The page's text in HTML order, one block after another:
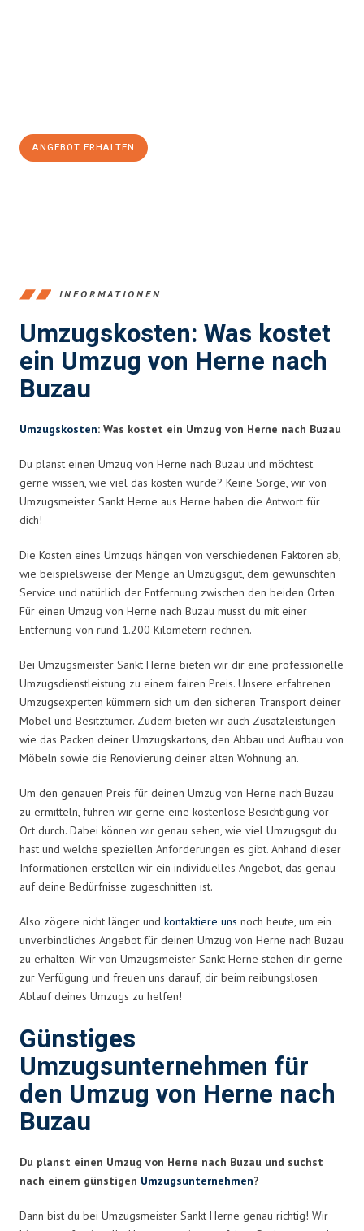
ANGEBOT ERHALTEN
INFORMATIONEN
Umzugskosten: Was kostet
ein Umzug von Herne nach
Buzau
Umzugskosten: Was kostet ein Umzug von Herne nach Buzau
Du planst einen Umzug von Herne nach Buzau und möchtest
gerne wissen, wie viel das kosten würde? Keine Sorge, wir von
Umzugsmeister Sankt Herne aus Herne haben die Antwort für
dich!
Die Kosten eines Umzugs hängen von verschiedenen Faktoren ab,
wie beispielsweise der Menge an Umzugsgut, dem gewünschten
Service und natürlich der Entfernung zwischen den beiden Orten.
Für einen Umzug von Herne nach Buzau musst du mit einer
Entfernung von rund 1.200 Kilometern rechnen.
Bei Umzugsmeister Sankt Herne bieten wir dir eine professionelle
Umzugsdienstleistung zu einem fairen Preis. Unsere erfahrenen
Umzugsexperten kümmern sich um den sicheren Transport deiner
Möbel und Besitztümer. Zudem bieten wir auch Zusatzleistungen
wie das Packen deiner Umzugskartons, den Abbau und Aufbau von
Möbeln sowie die Renovierung deiner alten Wohnung an.
Um den genauen Preis für deinen Umzug von Herne nach Buzau
zu ermitteln, führen wir gerne eine kostenlose Besichtigung vor
Ort durch. Dabei können wir genau sehen, wie viel Umzugsgut du
hast und welche speziellen Anforderungen es gibt. Anhand dieser
Informationen erstellen wir ein individuelles Angebot, das genau
auf deine Bedürfnisse zugeschnitten ist.
Also zögere nicht länger und kontaktiere uns noch heute, um ein
unverbindliches Angebot für deinen Umzug von Herne nach Buzau
zu erhalten. Wir von Umzugsmeister Sankt Herne stehen dir gerne
zur Verfügung und freuen uns darauf, dir beim reibungslosen
Ablauf deines Umzugs zu helfen!
Günstiges
Umzugsunternehmen für
den Umzug von Herne nach
Buzau
Du planst einen Umzug von Herne nach Buzau und suchst
nach einem günstigen Umzugsunternehmen?
Dann bist du bei Umzugsmeister Sankt Herne genau richtig! Wir